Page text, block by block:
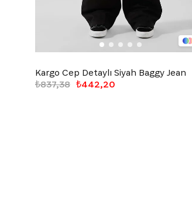
Kargo Cep Detaylı Siyah Baggy Jean
₺442,20
₺837,38